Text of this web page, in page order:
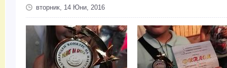
вторник, 14 Юни, 2016